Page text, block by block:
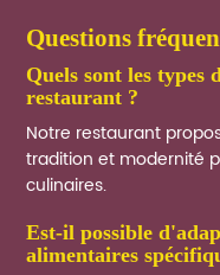
questions
quels sont les types de cuisine proposés dans le
restaurant ?
Notre restaurant
tradition et modernité
culinaires.
est-il possible d'adapter le menu pour des régimes
alimentaires